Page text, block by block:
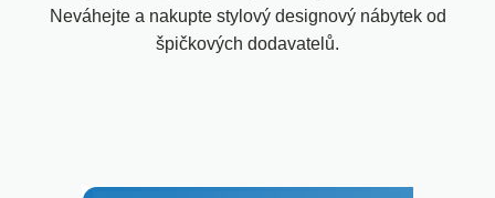
Neváhejte a nakupte stylový designový nábytek od
špičkových dodavatelů.